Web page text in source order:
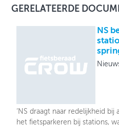
GERELATEERDE
NS
‘NS draagt naar redelijkheid
het fietsparkeren bij stations,